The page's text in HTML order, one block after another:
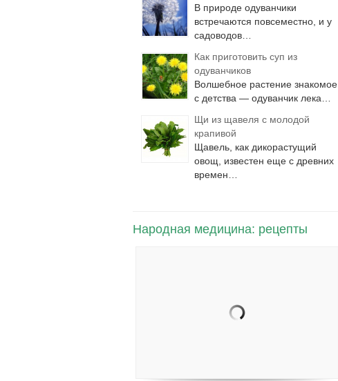
В природе одуванчики
встречаются повсеместно, и у
садоводов…
Как приготовить суп из
одуванчиков
Волшебное растение знакомое
с детства — одуванчик лека…
Щи из щавеля с молодой
крапивой
Щавель, как дикорастущий
овощ, известен еще с древних
времен…
Народная медицина: рецепты